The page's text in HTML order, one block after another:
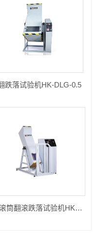
跌落试验机HK-DLG-0.5
单滚筒翻滚跌落试验机HK-DLG-0.5